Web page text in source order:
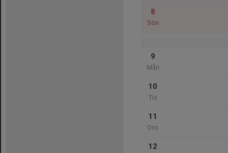
8
Sön
9
Mån
10
Tis
11
Ons
12